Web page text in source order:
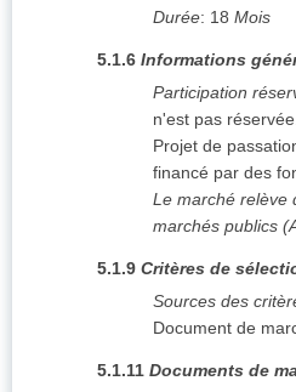
Durée: 18 Mois
5.1.6 Informations
Participation
n'est pas
Projet de
financé par des
Le marché relève
marchés publics
5.1.9 Critères de
Sources des
Document de
5.1.11 Documents de